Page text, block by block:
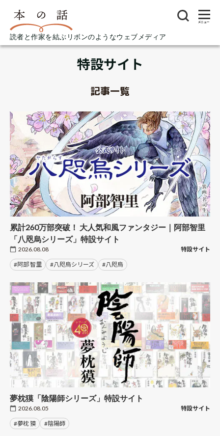
読者と作家を結ぶリボンのようなウェブメディア
メニュー
特設サイト
記事一覧
累計260万部突破！ 大人気和風ファンタジー｜阿部智里
「八咫烏シリーズ」特設サイト
2026.08.08 特設サイト
#阿部 智里 #八咫烏シリーズ #八咫烏
夢枕獏「陰陽師シリーズ」特設サイト
2026.08.05 特設サイト
#夢枕 獏 #陰陽師